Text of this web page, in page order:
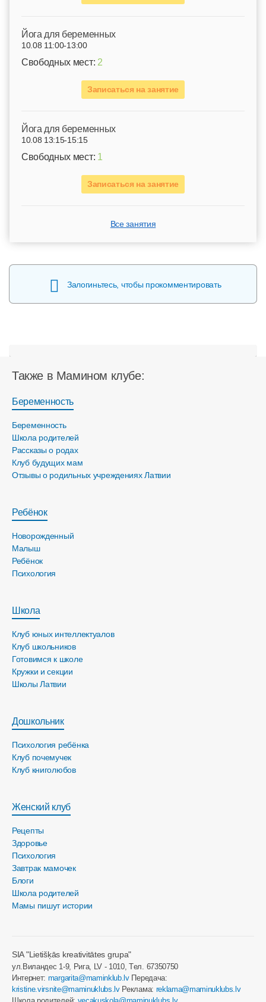
Йога для беременных
10.08 11:00-13:00
Свободных мест: 2
Записаться на занятие
Йога для беременных
10.08 13:15-15:15
Свободных мест: 1
Записаться на занятие
Все занятия
Залогиньтесь, чтобы прокомментировать
Также в Мамином клубе:
Беременность
Беременность
Школа родителей
Рассказы о родах
Клуб будущих мам
Отзывы о родильных учреждениях Латвии
Ребёнок
Новорожденный
Малыш
Ребёнок
Психология
Школа
Клуб юных интеллектуалов
Клуб школьников
Готовимся к школе
Кружки и секции
Школы Латвии
Дошкольник
Психология ребёнка
Клуб почемучек
Клуб книголюбов
Женский клуб
Рецепты
Здоровье
Психология
Завтрак мамочек
Блоги
Школа родителей
Мамы пишут истории
SIA "Lietišķās kreativitātes grupa"
ул.Виландес 1-9, Рига, LV - 1010, Tел. 67350750
Интернет: margarita@maminklub.lvПередача:
kristine.virsnite@maminuklubs.lvРеклама: reklama@maminuklubs.lv
Школа родителей: vecakuskola@maminuklubs.lv